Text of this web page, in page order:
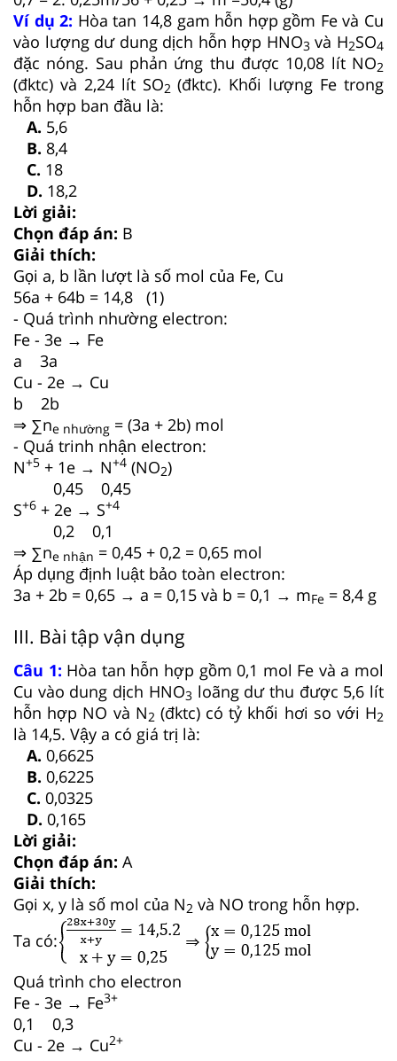
Ví dụ 2: Hòa tan 14,8 gam hỗn hợp gồm Fe và Cu
vào lượng dư dung dịch hỗn hợp HNO3 và H2SO4
đặc nóng. Sau phản ứng thu được 10,08 lít NO2
(đktc) và 2,24 lít SO2 (đktc). Khối lượng Fe trong
hỗn hợp ban đầu là:
A. 5,6
B. 8,4
C. 18
D. 18,2
Lời giải:
Chọn đáp án: B
Giải thích:
Gọi a, b lần lượt là số mol của Fe, Cu
56a + 64b = 14,8 (1)
- Quá trình nhường electron:
Fe - 3e → Fe
a 3a
Cu - 2e → Cu
b 2b
⇒ ∑ne nhường = (3a + 2b) mol
- Quá trinh nhận electron:
N+5 + 1e → N+4 (NO2)
0,45 0,45
S+6 + 2e → S+4
0,2 0,1
⇒ ∑ne nhận = 0,45 + 0,2 = 0,65 mol
Áp dụng định luật bảo toàn electron:
3a + 2b = 0,65 → a = 0,15 và b = 0,1 → mFe = 8,4 g
III. Bài tập vận dụng
Câu 1: Hòa tan hỗn hợp gồm 0,1 mol Fe và a mol
Cu vào dung dịch HNO3 loãng dư thu được 5,6 lít
hỗn hợp NO và N2 (đktc) có tỷ khối hơi so với H2
là 14,5. Vậy a có giá trị là:
A. 0,6625
B. 0,6225
C. 0,0325
D. 0,165
Lời giải:
Chọn đáp án: A
Giải thích:
Gọi x, y là số mol của N2 và NO trong hỗn hợp.
Ta có:
Quá trình cho electron
Fe - 3e → Fe3+
0,1 0,3
Cu - 2e → Cu2+